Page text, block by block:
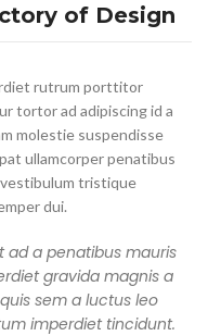
of Design
rutrum porttitor
tortor ad adipiscing id a
molestie suspendisse
ullamcorper penatibus
tristique
dui.
ad a penatibus mauris
gravida magnis a
sem a luctus leo
imperdiet tincidunt.